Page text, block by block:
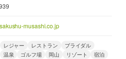
musashi.co.jp
レジャー レストラン
ブライダル
温泉 ゴルフ場 岡山 リゾート
宿泊